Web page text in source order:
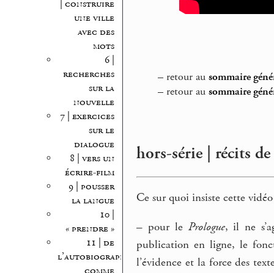
| construire
une ville
avec des
mots
6 |
recherches
sur la
nouvelle
7 | exercices
sur le
dialogue
8 | vers un
écrire-film
9 | pousser
la langue
10 |
« prendre »
11 | de
l’autobiographie
– retour au sommaire
– retour au sommaire
hors-série | récits
Ce sur quoi insiste cette
– pour le Prologue, il ne
publication en ligne, le
l’évidence et la force des